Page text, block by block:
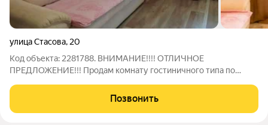
улица Стасова, 20
Код объекта: 2281788. ВНИМАНИЕ!!!! ОТЛИЧНОЕ
ПРЕДЛОЖЕНИЕ!!! Продам комнату гостиничного типа по
чистая и аккуратная: заходи и живи. Полы не скрепят, окно
пластиковое с видом во двор. Поэтому
Позвонить